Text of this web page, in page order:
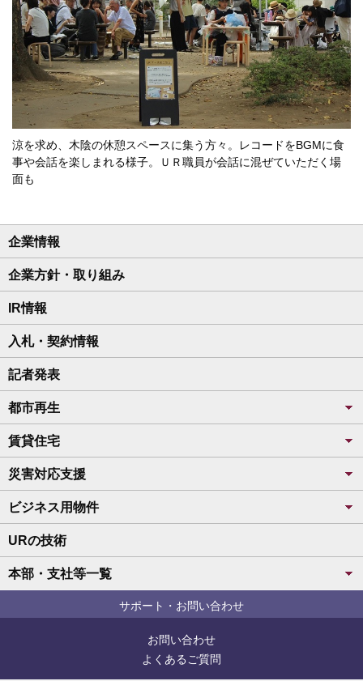
涼を求め、木陰の休憩スペースに集う方々。レコードをBGMに食
事や会話を楽しまれる様子。ＵＲ職員が会話に混ぜていただく場
面も
企業情報
企業方針・取り組み
IR情報
入札・契約情報
記者発表
都市再生
賃貸住宅
災害対応支援
ビジネス用物件
URの技術
本部・支社等一覧
サポート・お問い合わせ
お問い合わせ
よくあるご質問